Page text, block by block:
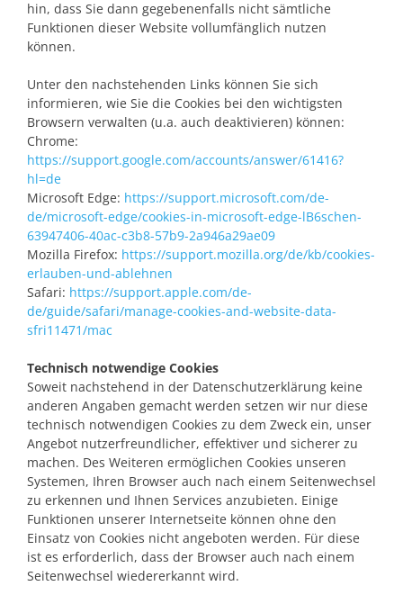
hin, dass Sie dann gegebenenfalls nicht sämtliche
Funktionen dieser Website vollumfänglich nutzen
können.
Unter den nachstehenden Links können Sie sich
informieren, wie Sie die Cookies bei den wichtigsten
Browsern verwalten (u.a. auch deaktivieren) können:
Chrome:
https://support.google.com/accounts/answer/61416?
hl=de
Microsoft Edge: https://support.microsoft.com/de-
de/microsoft-edge/cookies-in-microsoft-edge-lB6schen-
63947406-40ac-c3b8-57b9-2a946a29ae09
Mozilla Firefox: https://support.mozilla.org/de/kb/cookies-
erlauben-und-ablehnen
Safari: https://support.apple.com/de-
de/guide/safari/manage-cookies-and-website-data-
sfri11471/mac
Technisch notwendige Cookies
Soweit nachstehend in der Datenschutzerklärung keine
anderen Angaben gemacht werden setzen wir nur diese
technisch notwendigen Cookies zu dem Zweck ein, unser
Angebot nutzerfreundlicher, effektiver und sicherer zu
machen. Des Weiteren ermöglichen Cookies unseren
Systemen, Ihren Browser auch nach einem Seitenwechsel
zu erkennen und Ihnen Services anzubieten. Einige
Funktionen unserer Internetseite können ohne den
Einsatz von Cookies nicht angeboten werden. Für diese
ist es erforderlich, dass der Browser auch nach einem
Seitenwechsel wiedererkannt wird.